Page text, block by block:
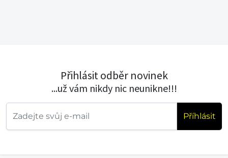
Přihlásit odběr novinek
...už vám nikdy nic neunikne!!!
Příhlásit